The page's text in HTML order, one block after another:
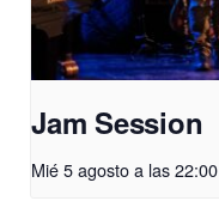
Jam Session
Mié 5 agosto a las 22:00